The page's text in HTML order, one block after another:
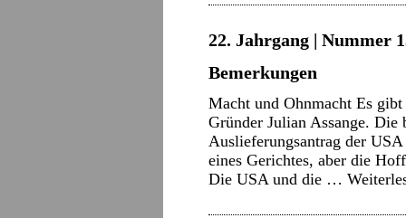
22. Jahrgang | Nummer
Bemerkungen
Macht und Ohnmacht Es
Gründer Julian Assange. Die
Auslieferungsantrag der
eines Gerichtes, aber die
Die USA und die …